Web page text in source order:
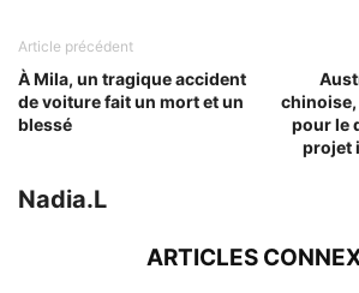
Article précédent
À Mila, un tragique accident
de voiture fait un mort et un
blessé
pour le
projet
Nadia.L
ARTICLES